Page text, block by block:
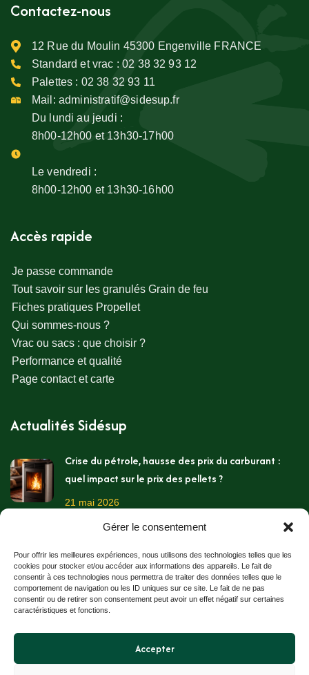
Gérer le consentement
Pour offrir les meilleures expériences, nous utilisons des technologies telles que les
cookies pour stocker et/ou accéder aux informations des appareils. Le fait de
consentir à ces technologies nous permettra de traiter des données telles que le
comportement de navigation ou les ID uniques sur ce site. Le fait de ne pas
consentir ou de retirer son consentement peut avoir un effet négatif sur certaines
caractéristiques et fonctions.
Accepter
Contactez-nous
12 Rue du Moulin 45300 Engenville FRANCE
Standard et vrac :02 38 32 93 12
Palettes : 02 38 32 93 11
Mail: administratif@sidesup.fr
Du lundi au jeudi :
8h00-12h00 et 13h30-17h00
Le vendredi :
8h00-12h00 et 13h30-16h00
Accès rapide
Je passe commande
Tout savoir sur les granulés Grain de feu
Fiches pratiques Propellet
Qui sommes-nous ?
Vrac ou sacs : que choisir ?
Performance et qualité
Page contact et carte
Actualités Sidésup
Crise du pétrole, hausse des prix du carburant :
quel impact sur le prix des pellets ?
21 mai 2026
Les températures montent, c’est pourtant le
moment de préparer l’hiver !
11 mai 2026
Stockage des granulés bois chez soi